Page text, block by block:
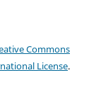
Commons
License.